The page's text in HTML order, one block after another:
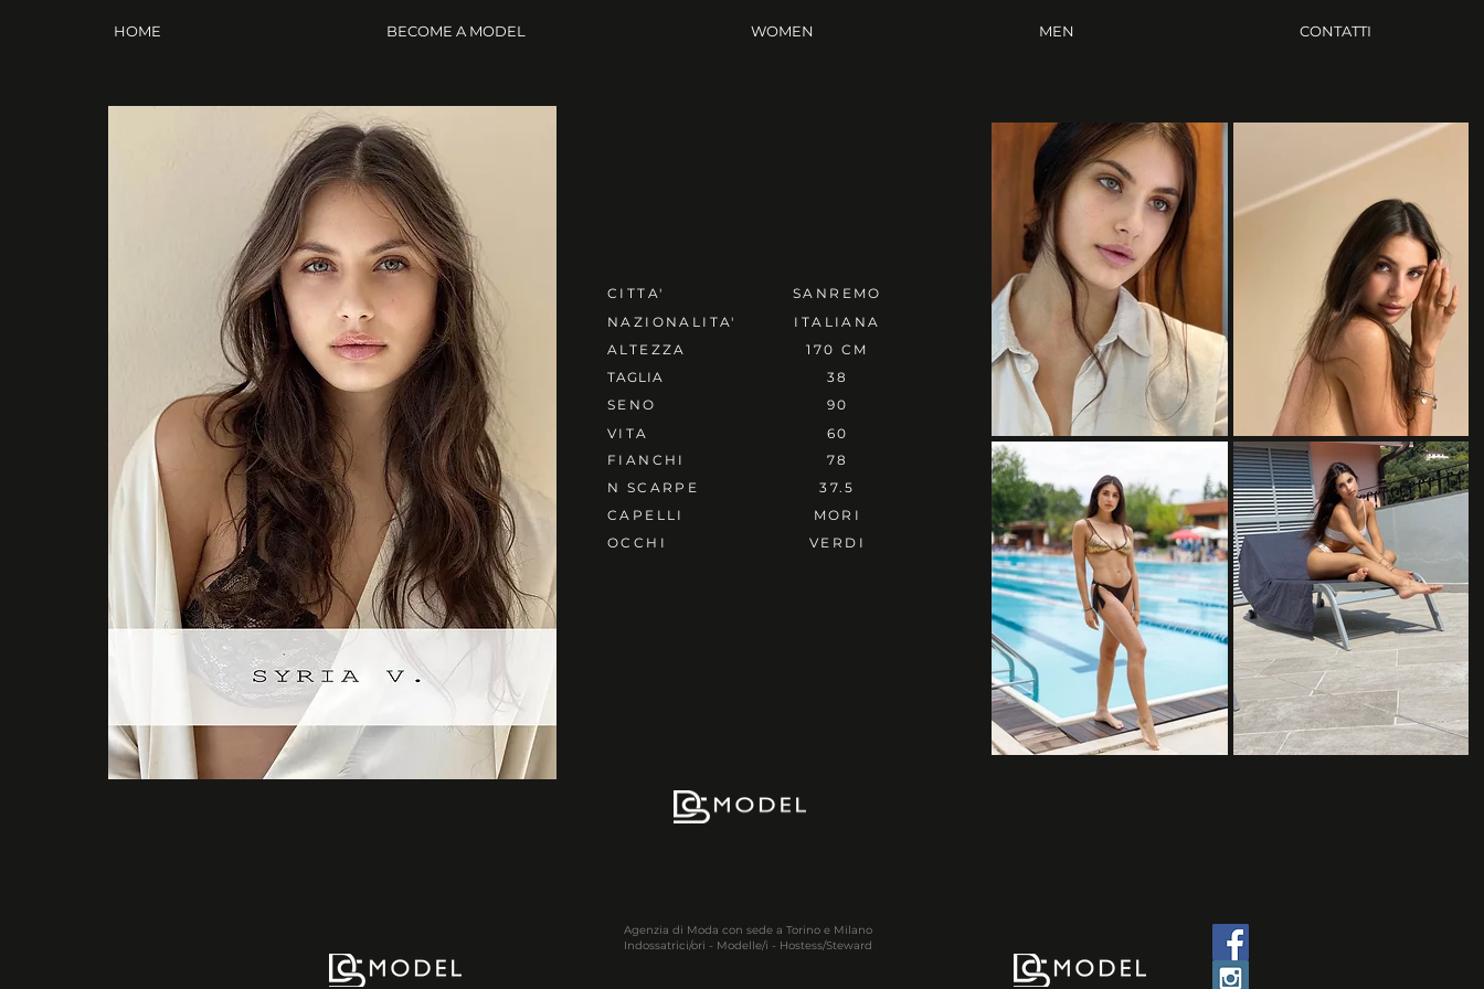
HOME BECOME A MODEL WOMEN MEN CONTATTI
ITALIANA
170 CM
38
90
60
78
37.5
MORI
VERDI
SANREMO
NAZIONALITA'
ALTEZZA
TAGLIA
SENO
VITA
FIANCHI
N SCARPE
CAPELLI
OCCHI
CITTA'
Agenzia di Moda con sede a Torino e Milano
Indossatrici/ori - Modelle/i - Hostess/Steward